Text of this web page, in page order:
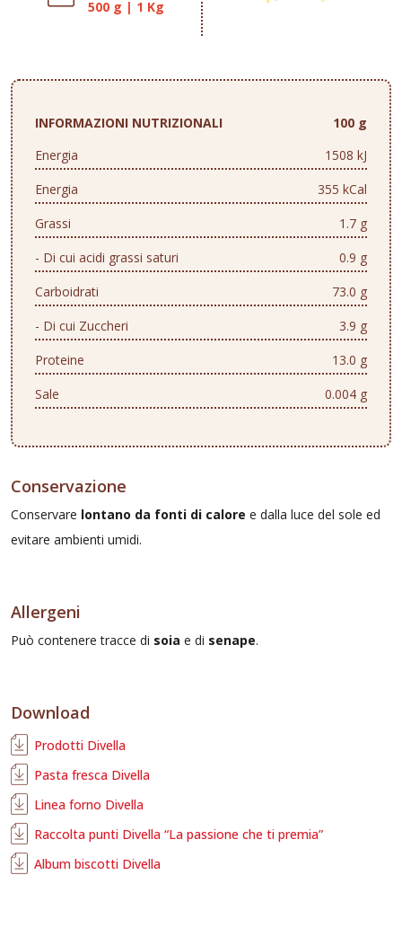
500 g | 1 Kg
INFORMAZIONI NUTRIZIONALI
100 g
Energia
1508 kJ
Energia
355 kCal
Grassi
1.7 g
- Di cui acidi grassi saturi
0.9 g
Carboidrati
73.0 g
- Di cui Zuccheri
3.9 g
Proteine
13.0 g
Sale
0.004 g
Conservazione
Conservare lontano da fonti di calore e dalla luce del sole ed
evitare ambienti umidi.
Allergeni
Può contenere tracce di soia e di senape.
Download
Prodotti Divella
Pasta fresca Divella
Linea forno Divella
Raccolta punti Divella “La passione che ti premia”
Album biscotti Divella